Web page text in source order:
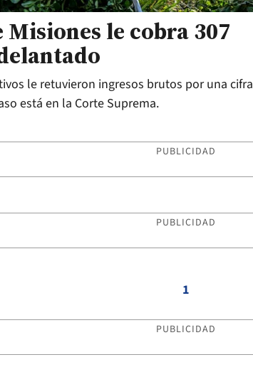
le cobra 307
le retuvieron ingresos brutos por una cifra
está en la Corte Suprema.
PUBLICIDAD
PUBLICIDAD
1
PUBLICIDAD